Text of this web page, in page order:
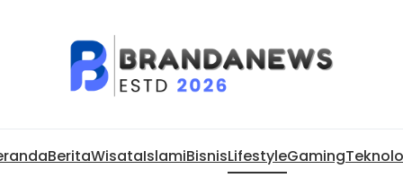
BeritaWisataIslamiBisnisLifestyleGaming